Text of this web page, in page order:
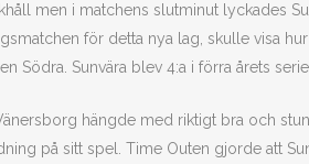
men i matchens slutminut lyckades
för detta nya lag, skulle visa
Södra. Sunvära blev 4:a i förra årets
hängde med riktigt bra och
på sitt spel. Time Outen gjorde att